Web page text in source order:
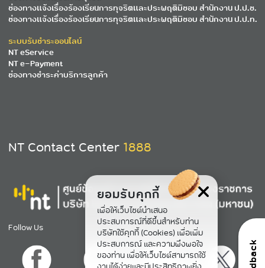
ยอมรับคุกกี้
เพื่อให้เว็บไซต์นำเสนอ
ประสบการณ์ที่ดีขึ้นสำหรับท่าน
บริษัทใช้คุกกี้ (Cookies) เพื่อเพิ่ม
ประสบการณ์ และความพึงพอใจ
ของท่าน เพื่อให้เว็บไซต์สามารถใช้
ช่องทางแจ้งเรื่องร้องเรียนการทุจริตและประพฤติมิชอบ สำนักงาน ป.ป.ช.
ช่องทางแจ้งเรื่องร้องเรียนการทุจริตและประพฤติมิชอบ สำนักงาน ป.ป.ท.
ระบบรับชำระออนไลน์
NT eService
NT e-Payment
ช่องทางชำระค่าบริการลูกค้า
NT Contact Center 1888
Follow Us